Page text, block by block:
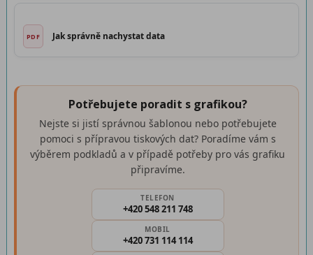
Jak správně nachystat data
Potřebujete poradit s grafikou?
Nejste si jistí správnou šablonou nebo potřebujete
pomoci s přípravou tiskových dat? Poradíme vám s
výběrem podkladů a v případě potřeby pro vás grafiku
připravíme.
TELEFON
+420 548 211 748
MOBIL
+420 731 114 114